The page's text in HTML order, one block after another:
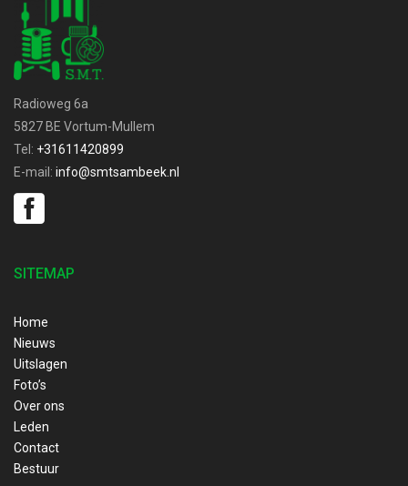
Radioweg 6a
5827 BE Vortum-Mullem
Tel: +31611420899
E-mail: info@smtsambeek.nl
SITEMAP
Home
Nieuws
Uitslagen
Foto’s
Over ons
Leden
Contact
Bestuur